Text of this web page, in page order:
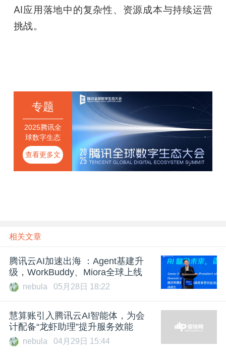
AI应用落地中的复杂性、资源成本与持续运营
挑战。
专题
2025腾讯全
球数字生态
大会：智·向
远大
查看更多文
章
相关文章
腾讯云AI加速出海 ：Agent基建升
级，WorkBuddy、Miora全球上线
nebula 05月28日 18:22
慧算账引入腾讯云AI智能体，为会
计配备“龙虾助理”提升服务效能
nebula 04月29日 15:44